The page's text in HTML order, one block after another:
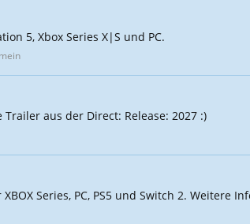
5, Xbox Series X|S und PC.
aus der Direct: Release: 2027 :)
Series, PC, PS5 und Switch 2. Weitere